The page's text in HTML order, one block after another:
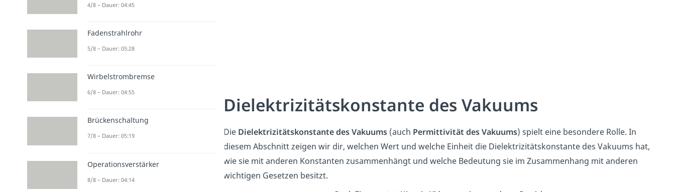
Dielektrizitätskonstante des Vakuums
Die Dielektrizitätskonstante des Vakuums (auch Permittivität des Vakuums) spielt eine besondere Rolle. In
diesem Abschnitt zeigen wir dir, welchen Wert und welche Einheit die Dielektrizitätskonstante des Vakuums hat,
wie sie mit anderen Konstanten zusammenhängt und welche Bedeutung sie im Zusammenhang mit anderen
wichtigen Gesetzen besitzt.
4/8 – Dauer: 04:45
Fadenstrahlrohr
5/8 – Dauer: 05:28
Wirbelstrombremse
6/8 – Dauer: 04:55
Brückenschaltung
7/8 – Dauer: 05:19
Operationsverstärker
8/8 – Dauer: 04:14